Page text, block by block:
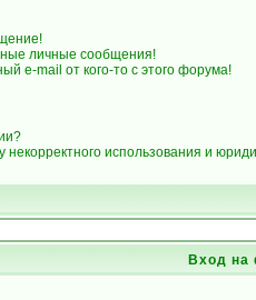
личные сообщения!
e-mail от кого-то с этого форума!
некорректного использования и
Вход на